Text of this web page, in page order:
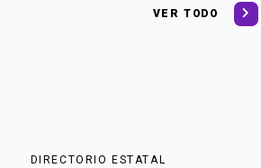
VER TODO
DIRECTORIO ESTATAL